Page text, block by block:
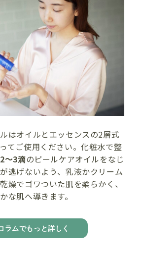
はオイルとエッセンスの2層式
てご使用ください。化粧水で整
2～3滴のピールケアオイルをなじ
逃げないよう、乳液かクリーム
燥でゴワついた肌を柔らかく、
な肌へ導きます。
ラムでもっと詳しく